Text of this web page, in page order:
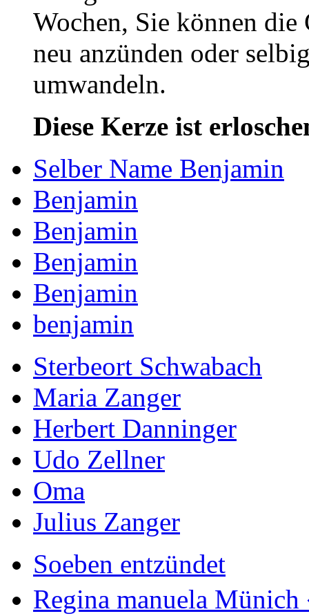
Wochen, Sie können die
neu anzünden oder
umwandeln.
Diese Kerze ist
Selber Name Benjamin
Benjamin
Benjamin
Benjamin
Benjamin
benjamin
Sterbeort Schwabach
Maria Zanger
Herbert Danninger
Udo Zellner
Oma
Julius Zanger
Soeben entzündet
Regina manuela